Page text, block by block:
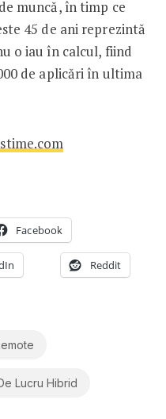
muncă, în timp ce
45 de ani reprezintă
o iau în calcul, fiind
de aplicări în ultima
Facebook
Reddit
Lucru Hibrid